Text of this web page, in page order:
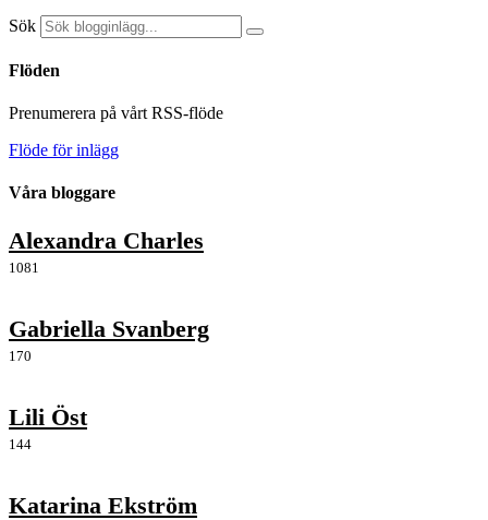
Sök
Flöden
Prenumerera på vårt RSS-flöde
Flöde för inlägg
Våra bloggare
Alexandra Charles
1081
Gabriella Svanberg
170
Lili Öst
144
Katarina Ekström